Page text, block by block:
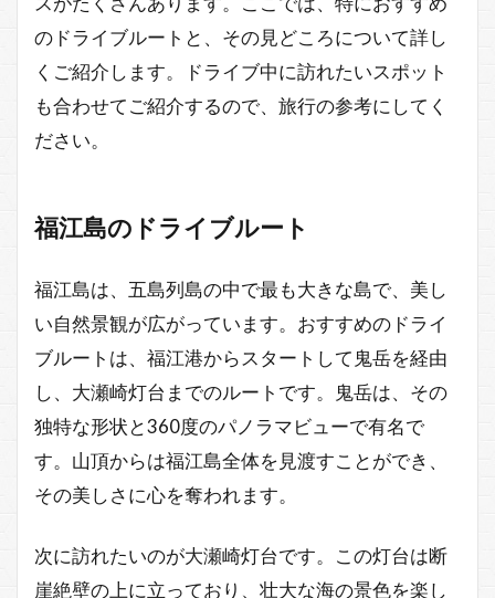
のドライブルートと、その見どころについて詳し
くご紹介します。ドライブ中に訪れたいスポット
も合わせてご紹介するので、旅行の参考にしてく
ださい。
福江島のドライブルート
福江島は、五島列島の中で最も大きな島で、美し
い自然景観が広がっています。おすすめのドライ
ブルートは、福江港からスタートして鬼岳を経由
し、大瀬崎灯台までのルートです。鬼岳は、その
独特な形状と360度のパノラマビューで有名で
す。山頂からは福江島全体を見渡すことができ、
その美しさに心を奪われます。
次に訪れたいのが大瀬崎灯台です。この灯台は断
崖絶壁の上に立っており、壮大な海の景色を楽し